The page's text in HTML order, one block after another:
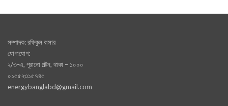
সম্পাদক: রফিকুল বাসার
যোগাযোগ:
২/৩-এ, পূরানো পল্টন, থাকা – ১০০০
০১৫৫২৩১৫৭৪৫
energybanglabd@gmail.com